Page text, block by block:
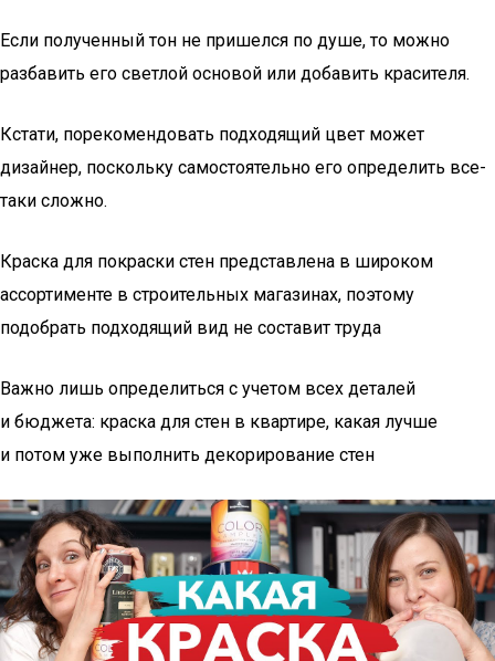
Если полученный тон не пришелся по душе, то можно
разбавить его светлой основой или добавить красителя.
Кстати, порекомендовать подходящий цвет может
дизайнер, поскольку самостоятельно его определить все-
таки сложно.
Краска для покраски стен представлена в широком
ассортименте в строительных магазинах, поэтому
подобрать подходящий вид не составит труда
Важно лишь определиться с учетом всех деталей
и бюджета: краска для стен в квартире, какая лучше
и потом уже выполнить декорирование стен